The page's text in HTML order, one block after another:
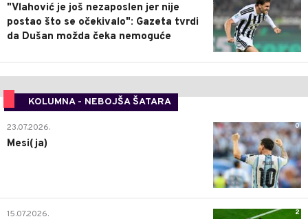
"Vlahović je još nezaposlen jer nije
postao što se očekivalo": Gazeta tvrdi
da Dušan možda čeka nemoguće
KOLUMNA - NEBOJŠA ŠATARA
0
23.07.2026.
Mesi(ja)
2
15.07.2026.